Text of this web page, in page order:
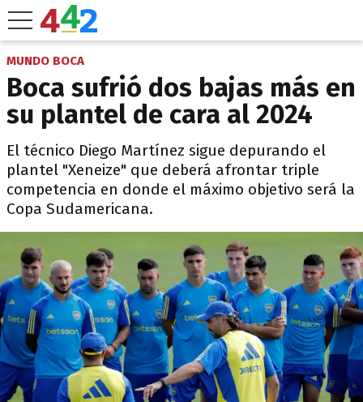
MUNDO BOCA
Boca sufrió dos bajas más en
su plantel de cara al 2024
El técnico Diego Martínez sigue depurando el
plantel "Xeneize" que deberá afrontar triple
competencia en donde el máximo objetivo será la
Copa Sudamericana.